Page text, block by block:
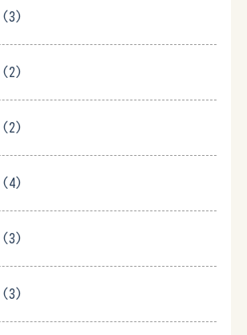
(3)
(2)
(2)
(4)
(3)
(3)